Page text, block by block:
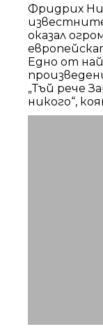
Фридрих
оказал
Едно от
„Тъй рече
никого“,
части,